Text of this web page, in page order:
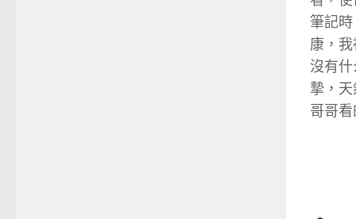
筆記
康，
沒有
摯，
哥哥